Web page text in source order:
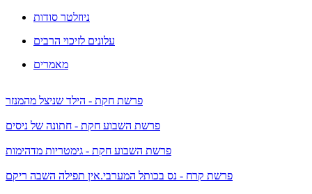
ניוזלטר סודות
עלונים לזיכוי הרבים
מאמרים
פרשת חקת - הילד שניצל מהמנזר
פרשת השבוע חקת - חתונה של ניסים
פרשת השבוע חקת - גימטריות מדהימות
פרשת קרח - נס בכותל המערבי.אין תפילה השבה ריקם